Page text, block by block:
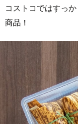
コストコではすっ
商品！